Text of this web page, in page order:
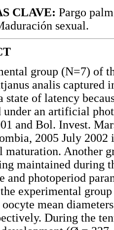
CLAVE: Pargo
sexual.
group (N=7) of
analis captured
state of latency
under an artificial
and Bol. Invest.
2005 July 2002
maturation. Another
maintained during
and photoperiod
experimental
mean
During the